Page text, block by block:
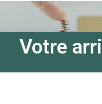
Votre